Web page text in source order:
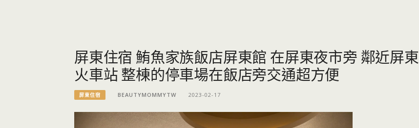
屏東住宿 鮪魚家族飯店屏東館 在屏東夜市旁 鄰近屏東
火車站 整棟的停車場在飯店旁交通超方便
屏東住宿 BEAUTYMOMMYTW 2023-02-17